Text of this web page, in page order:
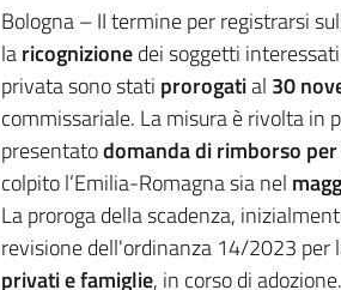
Introduzione
Bologna – II termine per registrarsi
laricognizionedei soggetti
privata sono stati prorogatial 30
commissariale. La misura è rivolta in
presentatodomanda di rimborso
colpito l’Emilia-Romagna sia nel
La proroga della scadenza,
revisione dell'ordinanza 14/2023 per
privati e famiglie, in corso di